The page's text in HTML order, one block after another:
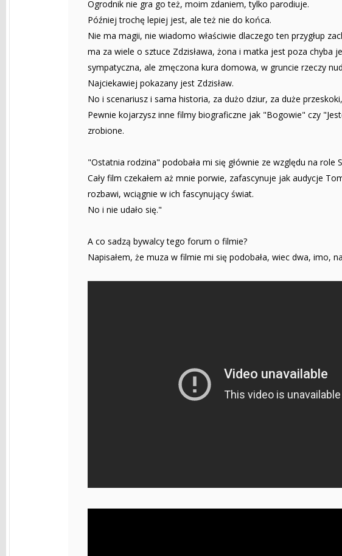
Ogrodnik nie gra go też, moim zdaniem, tylko parodiuje.
Później trochę lepiej jest, ale też nie do końca.
Nie ma magii, nie wiadomo właściwie dlaczego ten przygłup
ma za wiele o sztuce Zdzisława, żona i matka jest poza chyba
sympatyczna, ale zmęczona kura domowa, w gruncie rzeczy
Najciekawiej pokazany jest Zdzisław.
No i scenariusz i sama historia, za dużo dziur, za duże
Pewnie kojarzysz inne filmy biograficzne jak "Bogowie" czy
zrobione.
"Ostatnia rodzina" podobała mi się głównie ze względu na role
Cały film czekałem aż mnie porwie, zafascynuje jak audycje
rozbawi, wciągnie w ich fascynujący świat.
No i nie udało się."
A co sadzą bywalcy tego forum o filmie?
Napisałem, że muza w filmie mi się podobała, wiec dwa, imo,